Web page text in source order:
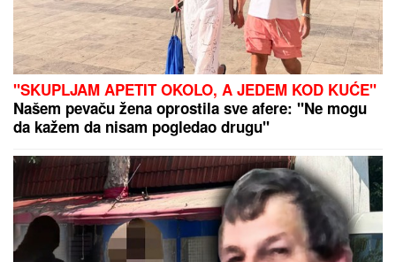
"SKUPLJAM APETIT OKOLO, A JEDEM KOD KUĆE"
Našem pevaču žena oprostila sve afere: "Ne mogu
da kažem da nisam pogledao drugu"